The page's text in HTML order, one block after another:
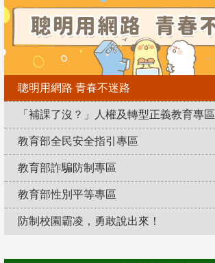
聰明用網路 青春不迷路
「補課了沒？」人權及轉型正義教育專區
教育部全民安全指引專區
教育部詐騙防制專區
教育部性別平等專區
防制校園霸凌，勇敢說出來！